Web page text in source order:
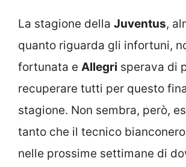
La stagione della Juventus,
quanto riguarda gli infortuni,
fortunata e Allegri sperava di
recuperare tutti per questo
stagione. Non sembra, però,
tanto che il tecnico
nelle prossime settimane di